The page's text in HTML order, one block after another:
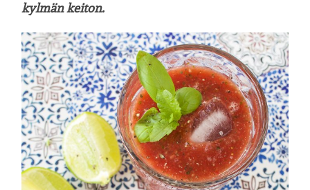
kylmän keiton.